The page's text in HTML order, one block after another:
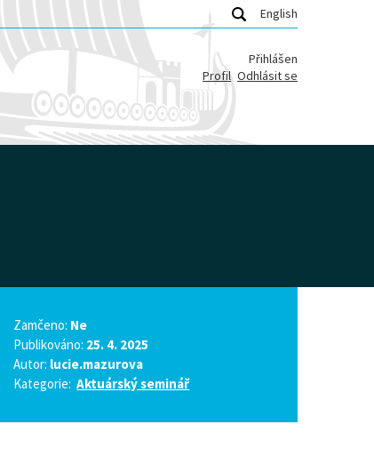
English
Přihlášen
Profil Odhlásit se
Zamčeno: Ne
Publikováno: 25. 4. 2025
Autor: lucie.mazurova
Kategorie:Aktuárský seminář